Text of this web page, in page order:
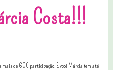
Costa!!!
mais de 600 participação. E você Márcia tem até